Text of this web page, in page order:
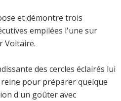
et démontre trois
empilées l'une sur
Voltaire.
des cercles éclairés lui
pour préparer quelque
d'un goûter avec